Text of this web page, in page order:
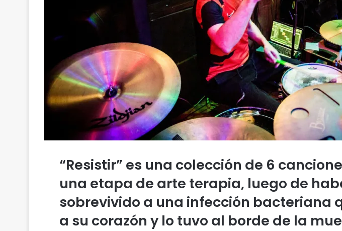
“Resistir” es una colección de 6
una etapa de arte terapia, luego de
sobrevivido a una infección bacteriana
a su corazón y lo tuvo al borde de la